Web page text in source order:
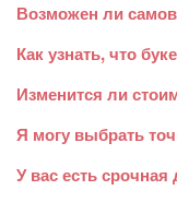
Возможен ли
Как узнать, что
Изменится ли
Я могу выбрать
У вас есть срочная